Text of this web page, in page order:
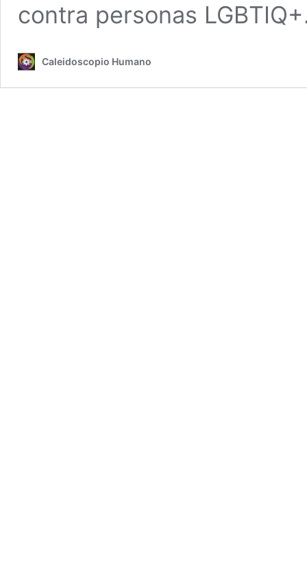
contra personas
Caleidoscopio Humano